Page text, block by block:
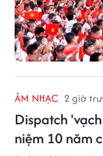
ÂM NHẠC 2 giờ
Dispatch
niệm 10 năm